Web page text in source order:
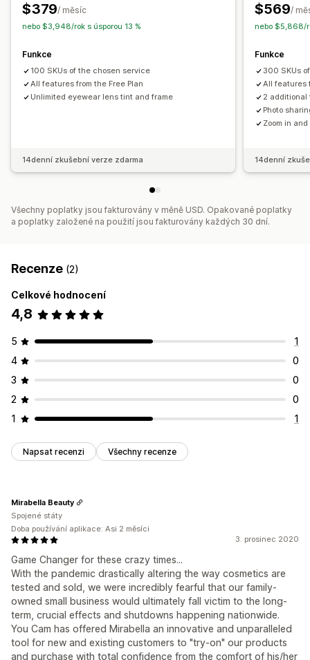
$379/ měsíc
nebo $3,948/rok s úsporou 13 %
Funkce
100 SKUs of the chosen service
All features from the Free Plan
Unlimited eyewear lens tint and frame
14denní zkušební verze zdarma
$569/
nebo $5,868/
Funkce
300 SKUs
All features
2 additional
Photo
Zoom in
14denní
Všechny poplatky jsou fakturovány v měně USD. Opakované poplatky
a poplatky založené na použití jsou fakturovány každých 30 dní.
Recenze (2)
Celkové hodnocení
4,8
5
1
4
0
3
0
2
0
1
1
Napsat recenzi Všechny recenze
3. prosinec 2020
Game Changer for these crazy times...
With the pandemic drastically altering the way cosmetics are
tested and sold, we were incredibly fearful that our family-
owned small business would ultimately fall victim to the long-
term, crucial effects and shutdowns happening nationwide.
You Cam has offered Mirabella an innovative and unparalleled
tool for new and existing customers to "try-on" our products
and purchase with total confidence from the comfort of his/her
Mirabella Beauty
Spojené státy
Doba používání aplikace: Asi 2 měsíci